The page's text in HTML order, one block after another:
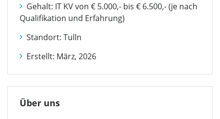
Gehalt: IT KV von € 5.000,- bis € 6.500,- (je nach
Qualifikation und Erfahrung)
Standort: Tulln
Erstellt: März, 2026
Über uns